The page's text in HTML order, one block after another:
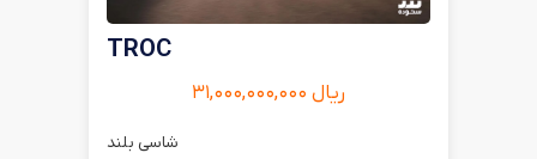
TROC
ریال ۳۱,۰۰۰,۰۰۰,۰۰۰
شاسی بلند